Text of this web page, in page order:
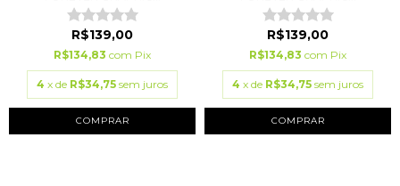
R$139,00
R$134,83 com Pix
4 x de R$34,75 sem juros
COMPRAR
R$139,00
R$134,83 com Pix
4 x de R$34,75 sem juros
COMPRAR